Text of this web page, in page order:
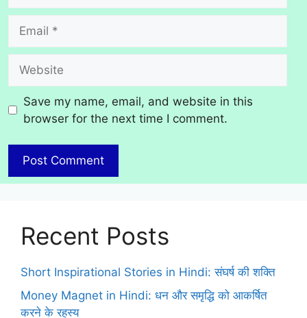
Save my name, email, and website in this
browser for the next time I comment.
Recent Posts
Short Inspirational Stories in Hindi: संघर्ष की शक्ति
Money Magnet in Hindi: धन और समृद्धि को आकर्षित
करने के रहस्य